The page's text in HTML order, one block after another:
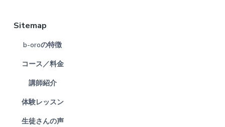
Sitemap
b-oroの特徴
コース／料金
講師紹介
体験レッスン
生徒さんの声